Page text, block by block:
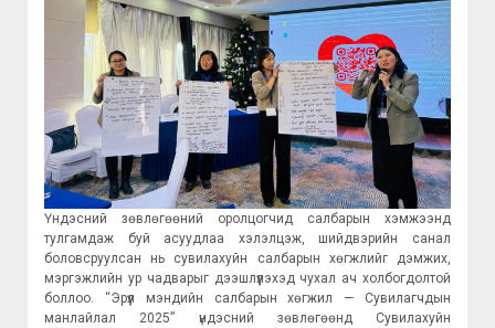
Үндэсний зөвлөгөөний оролцогчид салбарын хэмжээнд
тулгамдаж буй асуудлаа хэлэлцэж, шийдвэрийн санал
боловсруулсан нь сувилахуйн салбарын хөгжлийг дэмжих,
мэргэжлийн ур чадварыг дээшлүүлэхэд чухал ач холбогдолтой
боллоо. “Эрүүл мэндийн салбарын хөгжил — Сувилагчдын
манлайлал 2025” үндэсний зөвлөгөөнд Сувилахуйн